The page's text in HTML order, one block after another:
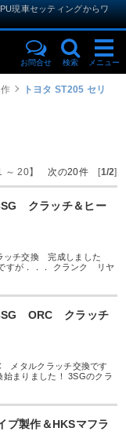
現車セッティングからワ
お問合せ 検索 メニュー
トヨタ ST205 セリ
～ 20】 次の20件[1/2]
クラッチ＆ヒー
チ交換 完成しました
が．．． クランク リヤ
ORC クラッチ
タルクラッチ交換です
りました！ 3SGのクラ
製作＆HKSマフラ